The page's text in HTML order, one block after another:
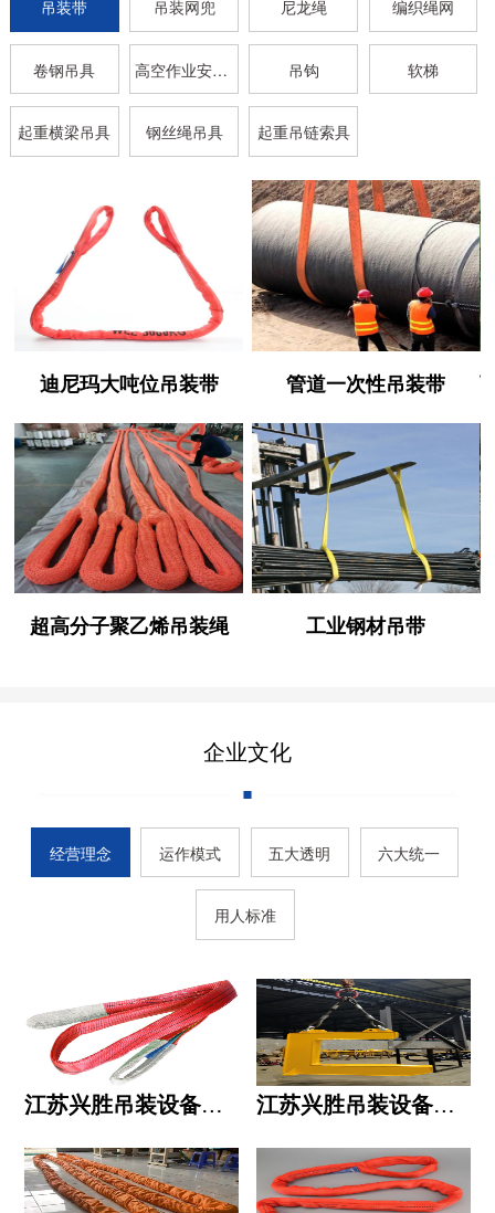
吊装带 吊装网兜 尼龙绳 编织绳网
卷钢吊具 高空作业安全带 吊钩 软梯
起重横梁吊具 钢丝绳吊具 起重吊链索具
迪尼玛大吨位吊装带 管道一次性吊装带
超高分子聚乙烯吊装绳 工业钢材吊带
企业文化
经营理念 运作模式 五大透明 六大统一
用人标准
江苏兴胜吊装设备有限公司的用人标准 江苏兴胜吊装设备有限公司的六大统一